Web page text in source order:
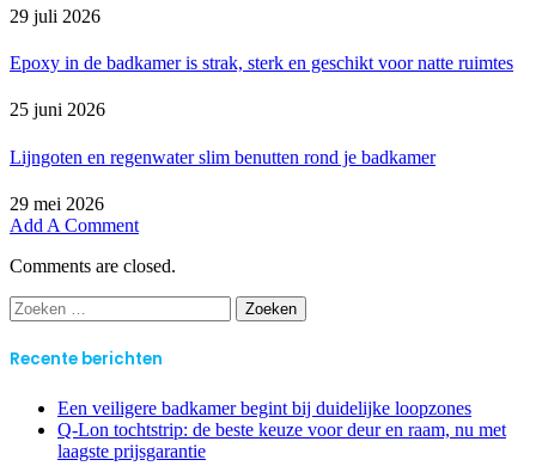
29 juli 2026
Epoxy in de badkamer is strak, sterk en geschikt voor natte ruimtes
25 juni 2026
Lijngoten en regenwater slim benutten rond je badkamer
29 mei 2026
Add A Comment
Comments are closed.
Zoeken
naar:
Recente berichten
Een veiligere badkamer begint bij duidelijke loopzones
Q-Lon tochtstrip: de beste keuze voor deur en raam, nu met
laagste prijsgarantie